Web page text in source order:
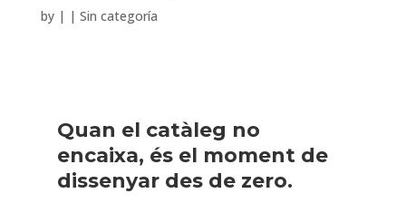
by | | Sin categoría
Quan el catàleg no
encaixa, és el moment de
dissenyar des de zero.